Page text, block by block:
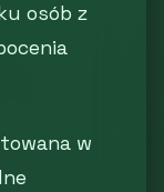
osób z
w